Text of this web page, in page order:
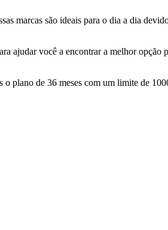
marcas são ideais para o dia a dia
ajudar você a encontrar a melhor opção
o plano de 36 meses com um limite de